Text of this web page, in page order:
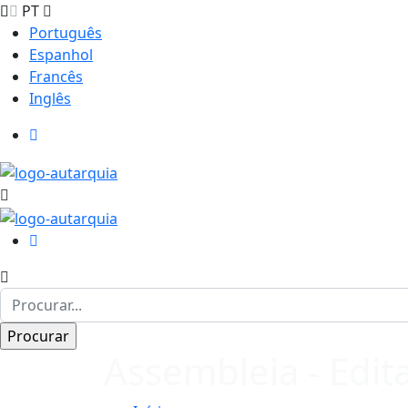
PT
Português
Espanhol
Francês
Inglês